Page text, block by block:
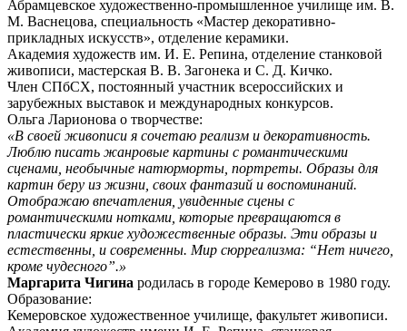
Абрамцевское художественно-промышленное училище им. В.
М. Васнецова, специальность «Мастер декоративно-
прикладных искусств», отделение керамики.
Академия художеств им. И. Е. Репина, отделение станковой
живописи, мастерская В. В. Загонека и С. Д. Кичко.
Член СПбСХ, постоянный участник всероссийских и
зарубежных выставок и международных конкурсов.
Ольга Ларионова о творчестве:
«В своей живописи я сочетаю реализм и декоративность.
Люблю писать жанровые картины с романтическими
сценами, необычные натюрморты, портреты. Образы для
картин беру из жизни, своих фантазий и воспоминаний.
Отображаю впечатления, увиденные сцены с
романтическими нотками, которые превращаются в
пластически яркие художественные образы. Эти образы и
естественны, и современны. Мир сюрреализма: “Нет ничего,
кроме чудесного”.»
Маргарита Чигина родилась в городе Кемерово в 1980 году.
Образование:
Кемеровское художественное училище, факультет живописи.